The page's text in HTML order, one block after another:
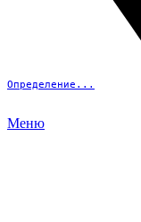
Определение...
Меню